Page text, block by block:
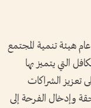
هيئة تنمية المجتمع
التي يتميز بها
الشراكات
وإدخال الفرحة إلى